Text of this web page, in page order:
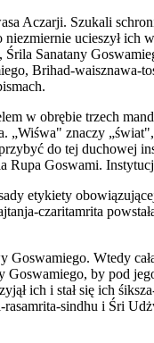
Aczarji. Szukali
ucieszył ich
Sanatany
Brihad-
w obrębie trzech
„Wiśwa" znaczy
do tej duchowej
Goswami.
etykiety
czaritamrita
Wtedy
by pod
ich i stał się ich
sindhu i Śri